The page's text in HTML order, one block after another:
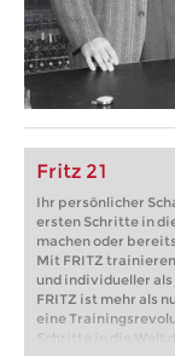
Fritz 21
Ihr persönlicher
ersten Schritte in
machen oder
Mit FRITZ
und individueller als
FRITZ ist mehr als
eine
Schritte in die Welt